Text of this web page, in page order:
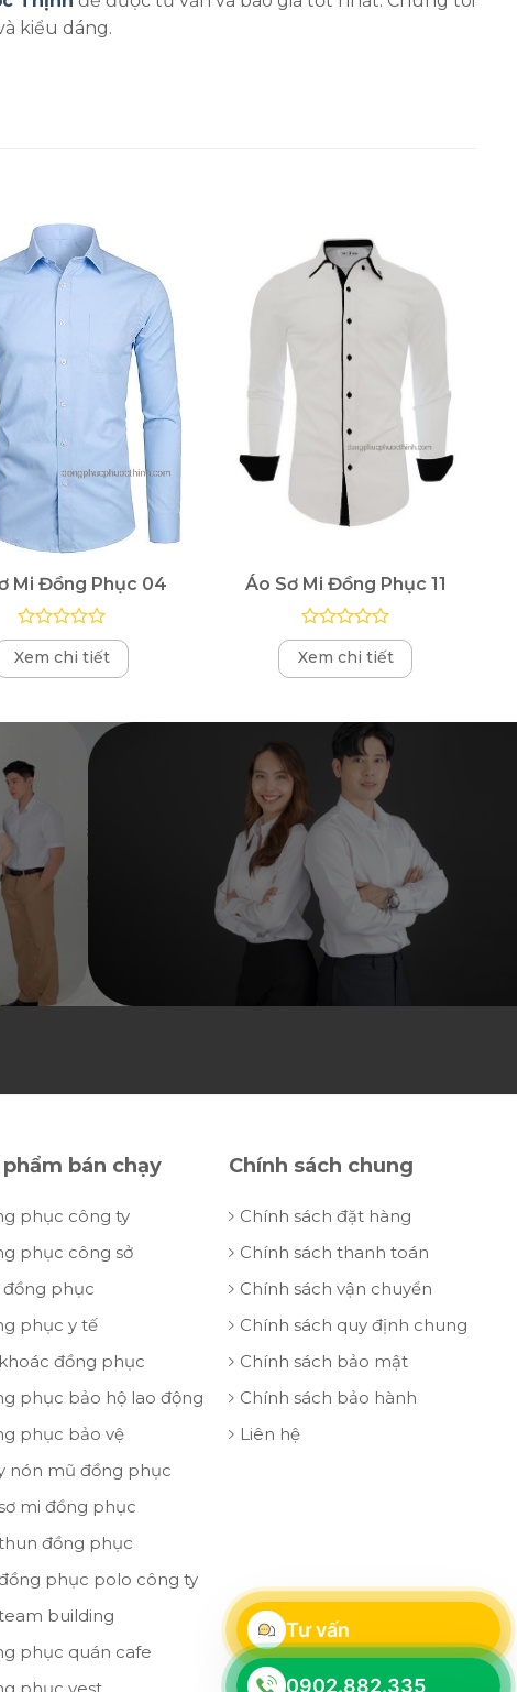
kiểu dáng.
Mi Đồng Phục 04
Được
xếp
hạng
Xem chi tiết
Áo Sơ Mi Đồng Phục 11
Được
xếp
hạng
Xem chi tiết
phẩm bán chạy
phục công ty
phục công sở
đồng phục
phục y tế
đồng phục
phục bảo hộ lao động
phục bảo vệ
nón mũ đồng phục
mi đồng phục
đồng phục
phục polo công ty
building
phục quán cafe
Chính sách chung
Chính sách đặt hàng
Chính sách thanh toán
Chính sách vận chuyển
Chính sách quy định chung
Chính sách bảo mật
Chính sách bảo hành
Liên hệ
Tư vấn
0902.882.335